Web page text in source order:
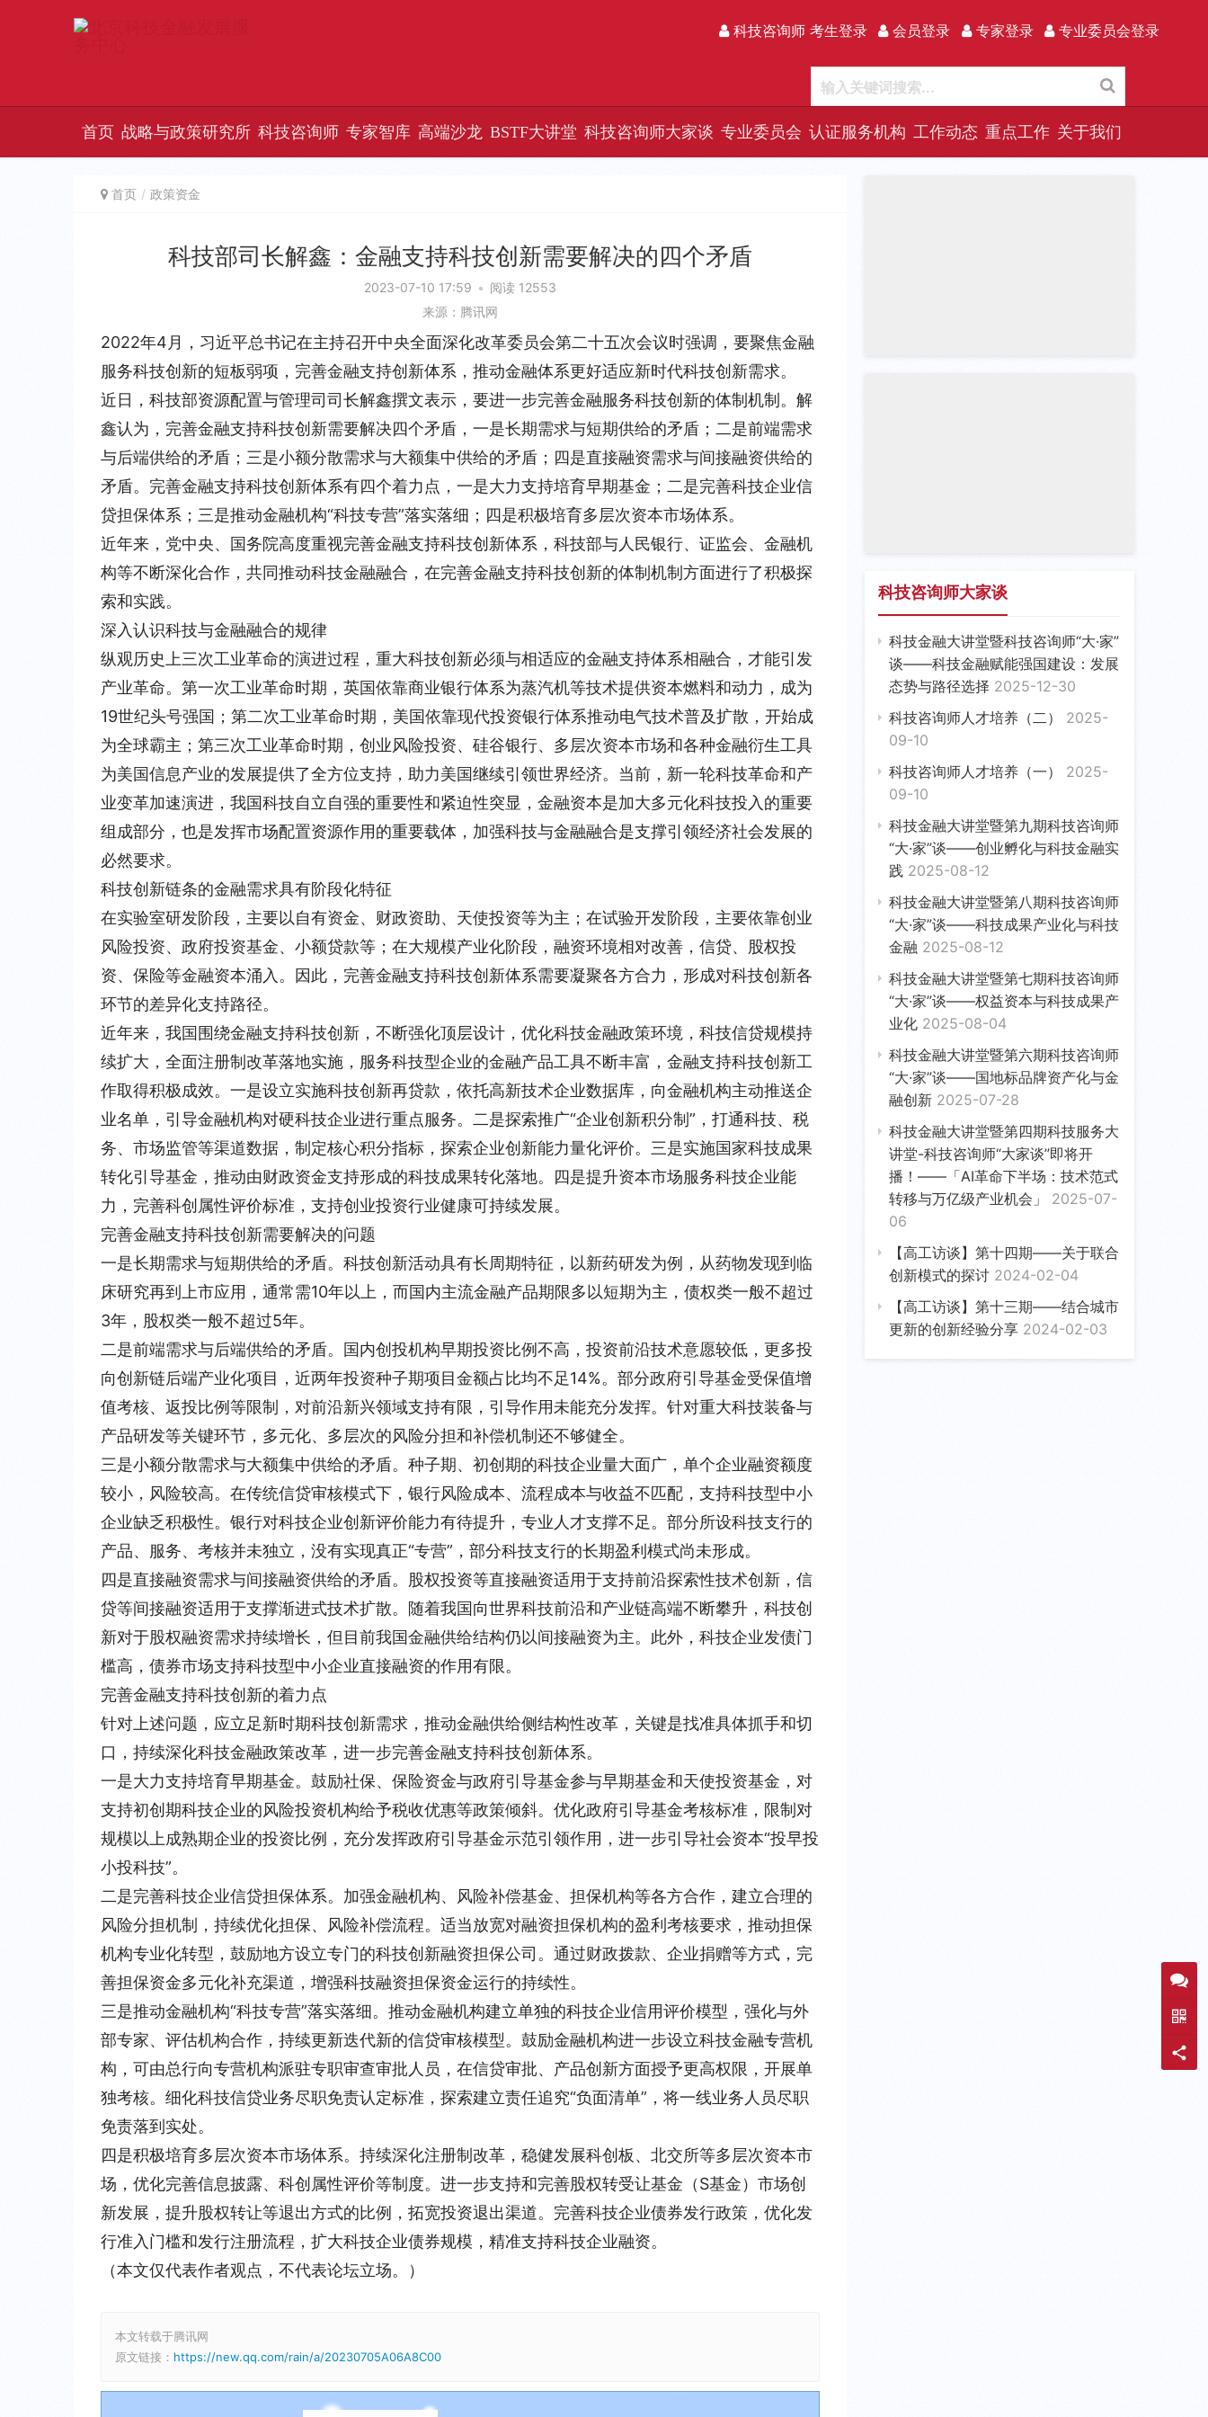
科技咨询师 考生登录 会员登录 专家登录 专业委员会登录
首页 战略与政策研究所 科技咨询师 专家智库 高端沙龙 BSTF大讲堂 科技咨询师大家谈 专业委员会 认证服务机构 工作动态 重点工作 关于我们
首页 政策资金
科技部司长解鑫：金融支持科技创新需要解决的四个矛盾
2023-07-10 17:59 • 阅读 12553
来源：腾讯网
2022年4月，习近平总书记在主持召开中央全面深化改革委员会第二十五次会议时强调，要聚焦金融
服务科技创新的短板弱项，完善金融支持创新体系，推动金融体系更好适应新时代科技创新需求。
近日， 科技部资源配置与管理司司长解鑫撰文表示，要进一步完善金融服务科技创新的体制机制。解
鑫认为，完善金融支持科技创新需要解决四个矛盾，一是长期需求与短期供给的矛盾；二是前端需求
与后端供给的矛盾；三是小额分散需求与大额集中供给的矛盾；四是直接融资需求与间接融资供给的
矛盾。完善金融支持科技创新体系有四个着力点，一是大力支持培育早期基金；二是完善科技企业信
贷担保体系；三是推动金融机构“科技专营”落实落细；四是积极培育多层次资本市场体系。
近年来，党中央、国务院高度重视完善金融支持科技创新体系，科技部与人民银行、证监会、金融机
构等不断深化合作，共同推动科技金融融合，在完善金融支持科技创新的体制机制方面进行了积极探
索和实践。
深入认识科技与金融融合的规律
纵观历史上三次工业革命的演进过程，重大科技创新必须与相适应的金融支持体系相融合，才能引发
产业革命。第一次工业革命时期，英国依靠商业银行体系为蒸汽机等技术提供资本燃料和动力，成为
19世纪头号强国；第二次工业革命时期，美国依靠现代投资银行体系推动电气技术普及扩散，开始成
为全球霸主；第三次工业革命时期，创业风险投资、硅谷银行、多层次资本市场和各种金融衍生工具
为美国信息产业的发展提供了全方位支持，助力美国继续引领世界经济。当前，新一轮科技革命和产
业变革加速演进，我国科技自立自强的重要性和紧迫性突显，金融资本是加大多元化科技投入的重要
组成部分，也是发挥市场配置资源作用的重要载体，加强科技与金融融合是支撑引领经济社会发展的
必然要求。
科技创新链条的金融需求具有阶段化特征
在实验室研发阶段，主要以自有资金、财政资助、天使投资等为主；在试验开发阶段，主要依靠创业
风险投资、政府投资基金、小额贷款等；在大规模产业化阶段，融资环境相对改善，信贷、股权投
资、保险等金融资本涌入。因此，完善金融支持科技创新体系需要凝聚各方合力，形成对科技创新各
环节的差异化支持路径。
近年来，我国围绕金融支持科技创新，不断强化顶层设计，优化科技金融政策环境，科技信贷规模持
续扩大，全面注册制改革落地实施，服务科技型企业的金融产品工具不断丰富，金融支持科技创新工
作取得积极成效。 一是设立实施科技创新再贷款，依托高新技术企业数据库，向金融机构主动推送企
业名单，引导金融机构对硬科技企业进行重点服务。 二是探索推广“企业创新积分制”，打通科技、税
务、市场监管等渠道数据，制定核心积分指标，探索企业创新能力量化评价。 三是实施国家科技成果
转化引导基金，推动由财政资金支持形成的科技成果转化落地。四是提升资本市场服务科技企业能
力，完善科创属性评价标准，支持创业投资行业健康可持续发展。
完善金融支持科技创新需要解决的问题
一是长期需求与短期供给的矛盾。 科技创新活动具有长周期特征，以新药研发为例，从药物发现到临
床研究再到上市应用，通常需10年以上，而国内主流金融产品期限多以短期为主，债权类一般不超过
3年，股权类一般不超过5年。
二是前端需求与后端供给的矛盾。 国内创投机构早期投资比例不高，投资前沿技术意愿较低，更多投
向创新链后端产业化项目，近两年投资种子期项目金额占比均不足14%。部分政府引导基金受保值增
值考核、返投比例等限制，对前沿新兴领域支持有限，引导作用未能充分发挥。针对重大科技装备与
产品研发等关键环节，多元化、多层次的风险分担和补偿机制还不够健全。
三是小额分散需求与大额集中供给的矛盾。 种子期、初创期的科技企业量大面广，单个企业融资额度
较小，风险较高。在传统信贷审核模式下，银行风险成本、流程成本与收益不匹配，支持科技型中小
企业缺乏积极性。银行对科技企业创新评价能力有待提升，专业人才支撑不足。部分所设科技支行的
产品、服务、考核并未独立，没有实现真正“专营”，部分科技支行的长期盈利模式尚未形成。
四是直接融资需求与间接融资供给的矛盾。 股权投资等直接融资适用于支持前沿探索性技术创新，信
贷等间接融资适用于支撑渐进式技术扩散。随着我国向世界科技前沿和产业链高端不断攀升，科技创
新对于股权融资需求持续增长，但目前我国金融供给结构仍以间接融资为主。此外，科技企业发债门
槛高，债券市场支持科技型中小企业直接融资的作用有限。
完善金融支持科技创新的着力点
针对上述问题，应立足新时期科技创新需求，推动金融供给侧结构性改革，关键是找准具体抓手和切
口，持续深化科技金融政策改革，进一步完善金融支持科技创新体系。
一是大力支持培育早期基金。 鼓励社保、保险资金与政府引导基金参与早期基金和天使投资基金，对
支持初创期科技企业的风险投资机构给予税收优惠等政策倾斜。优化政府引导基金考核标准，限制对
规模以上成熟期企业的投资比例，充分发挥政府引导基金示范引领作用，进一步引导社会资本“投早投
小投科技”。
二是完善科技企业信贷担保体系。 加强金融机构、风险补偿基金、担保机构等各方合作，建立合理的
风险分担机制，持续优化担保、风险补偿流程。适当放宽对融资担保机构的盈利考核要求，推动担保
机构专业化转型，鼓励地方设立专门的科技创新融资担保公司。通过财政拨款、企业捐赠等方式，完
善担保资金多元化补充渠道，增强科技融资担保资金运行的持续性。
三是推动金融机构“科技专营”落实落细。 推动金融机构建立单独的科技企业信用评价模型，强化与外
部专家、评估机构合作，持续更新迭代新的信贷审核模型。鼓励金融机构进一步设立科技金融专营机
构，可由总行向专营机构派驻专职审查审批人员，在信贷审批、产品创新方面授予更高权限，开展单
独考核。细化科技信贷业务尽职免责认定标准，探索建立责任追究“负面清单”，将一线业务人员尽职
免责落到实处。
四是积极培育多层次资本市场体系。 持续深化注册制改革，稳健发展科创板、北交所等多层次资本市
场，优化完善信息披露、科创属性评价等制度。进一步支持和完善股权转受让基金（S基金）市场创
新发展，提升股权转让等退出方式的比例，拓宽投资退出渠道。完善科技企业债券发行政策，优化发
行准入门槛和发行注册流程，扩大科技企业债券规模，精准支持科技企业融资。
（本文仅代表作者观点，不代表论坛立场。）
本文转载于腾讯网
原文链接： https://new.qq.com/rain/a/20230705A06A8C00
科技咨询师大家谈
科技金融大讲堂暨科技咨询师“大·家”
谈——科技金融赋能强国建设：发展
态势与路径选择 2025-12-30
科技咨询师人才培养（二） 2025-
09-10
科技咨询师人才培养（一） 2025-
09-10
科技金融大讲堂暨第九期科技咨询师
“大·家”谈——创业孵化与科技金融实
践 2025-08-12
科技金融大讲堂暨第八期科技咨询师
“大·家”谈——科技成果产业化与科技
金融 2025-08-12
科技金融大讲堂暨第七期科技咨询师
“大·家”谈——权益资本与科技成果产
业化 2025-08-04
科技金融大讲堂暨第六期科技咨询师
“大·家”谈——国地标品牌资产化与金
融创新 2025-07-28
科技金融大讲堂暨第四期科技服务大
讲堂-科技咨询师“大家谈”即将开
播！——「AI革命下半场：技术范式
转移与万亿级产业机会」 2025-07-
06
【高工访谈】第十四期——关于联合
创新模式的探讨 2024-02-04
【高工访谈】第十三期——结合城市
更新的创新经验分享 2024-02-03